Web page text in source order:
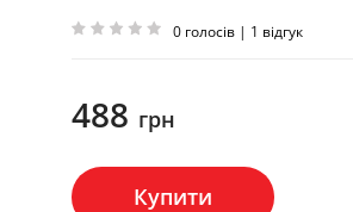
0 голосів | 1 відгук
488 грн
Купити